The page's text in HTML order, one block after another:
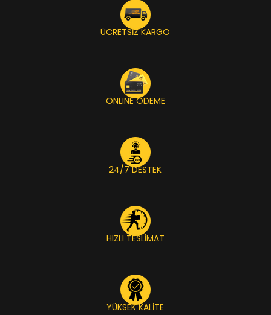
ÜCRETSİZ KARGO
ONLINE ÖDEME
24/7 DESTEK
HIZLI TESLİMAT
YÜKSEK KALİTE